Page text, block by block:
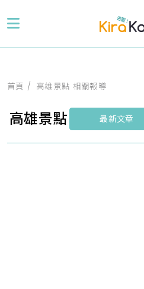
首頁 高雄景點 相關報導
高雄景點 最新文章